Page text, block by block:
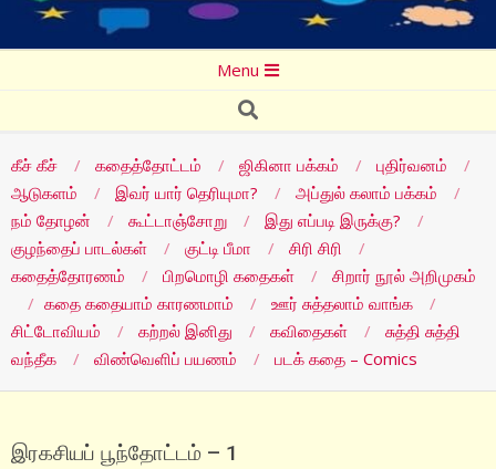
Menu
Search
கீச் கீச் கதைத்தோட்டம் ஜிகினா பக்கம்
புதிர்வனம்
ஆடுகளம்
இவர் யார் தெரியுமா?
அப்துல் கலாம் பக்கம்
நம் தோழன்
கூட்டாஞ்சோறு
இது எப்படி இருக்கு?
குழந்தைப் பாடல்கள்
குட்டி பீமா
சிரி சிரி
கதைத்தோரணம்
பிறமொழி கதைகள்
சிறார் நூல் அறிமுகம்
கதை கதையாம் காரணமாம்
ஊர் சுத்தலாம் வாங்க
சிட்டோவியம்
கற்றல் இனிது கவிதைகள்
சுத்தி சுத்தி
வந்தீக
விண்வெளிப் பயணம் படக் கதை – Comics
இரகசியப் பூந்தோட்டம் – 1